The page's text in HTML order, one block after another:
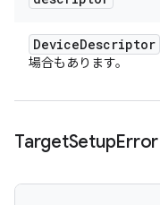
DeviceDescriptor
場合もあります。
TargetSetupError